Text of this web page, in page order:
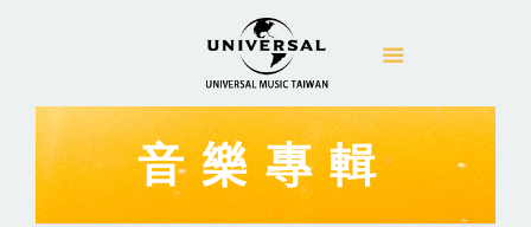
音樂專輯